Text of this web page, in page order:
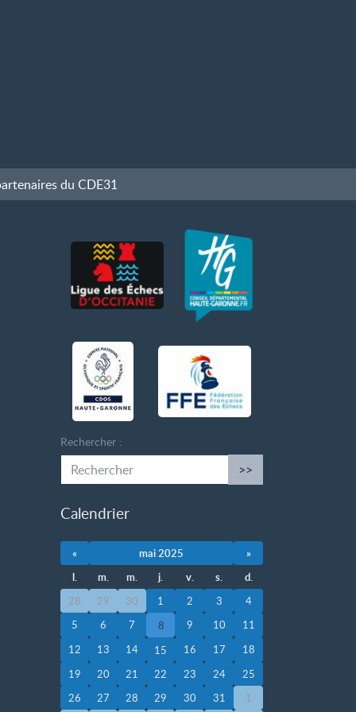
du CDE31
Rechercher :
>>
Calendrier
« mai 2025
»
l.
m. m. j. v. s.
d.
28
29 30 1 2 3
4
5
6 7 8 9 10
11
12
13 14 15 16 17
18
19
20 21 22 23 24
25
26
27 28 29 30 31
1